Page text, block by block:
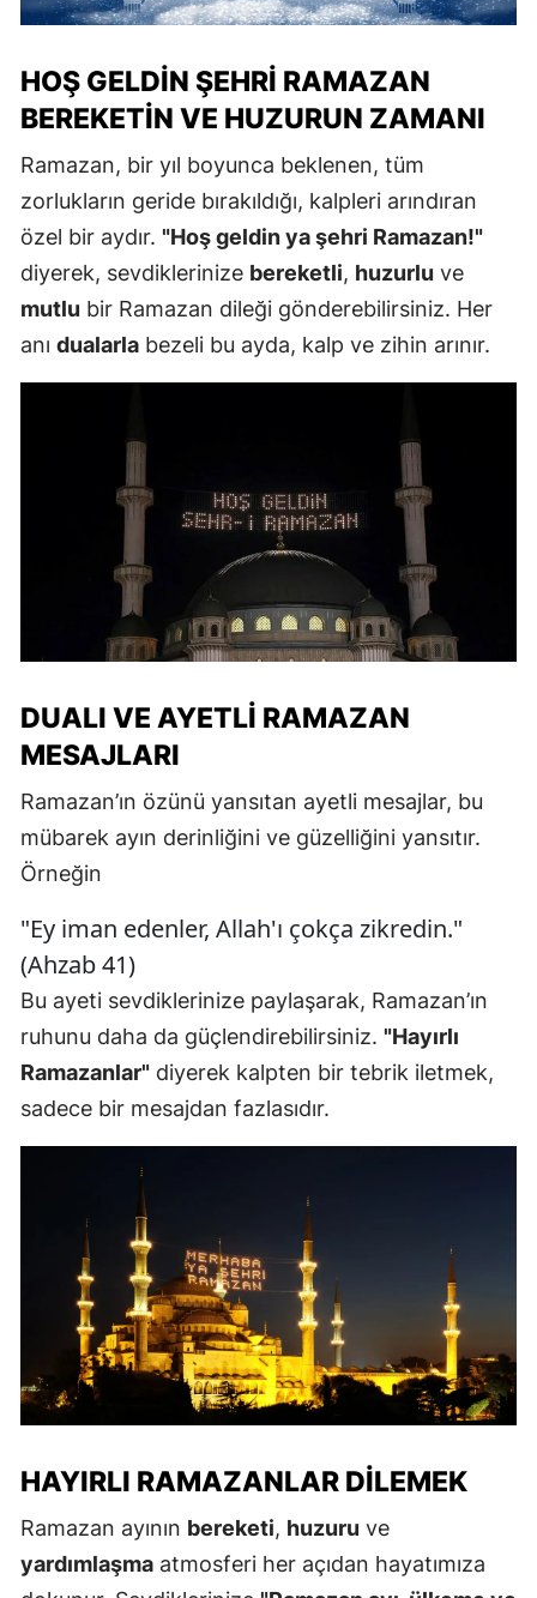
HOŞ GELDIN ŞEHRI RAMAZAN
BEREKETIN VE HUZURUN ZAMANI
Ramazan, bir yıl boyunca beklenen, tüm
zorlukların geride bırakıldığı, kalpleri arındıran
özel bir aydır. "Hoş geldin ya şehri Ramazan!"
diyerek, sevdiklerinize bereketli, huzurlu ve
mutlu bir Ramazan dileği gönderebilirsiniz. Her
anı dualarla bezeli bu ayda, kalp ve zihin arınır.
DUALI VE AYETLI RAMAZAN
MESAJLARI
Ramazan’ın özünü yansıtan ayetli mesajlar, bu
mübarek ayın derinliğini ve güzelliğini yansıtır.
Örneğin
"Ey iman edenler, Allah'ı çokça zikredin."
(Ahzab 41)
Bu ayeti sevdiklerinize paylaşarak, Ramazan’ın
ruhunu daha da güçlendirebilirsiniz. "Hayırlı
Ramazanlar" diyerek kalpten bir tebrik iletmek,
sadece bir mesajdan fazlasıdır.
HAYIRLI RAMAZANLAR DILEMEK
Ramazan ayının bereketi, huzuru ve
yardımlaşma atmosferi her açıdan hayatımıza